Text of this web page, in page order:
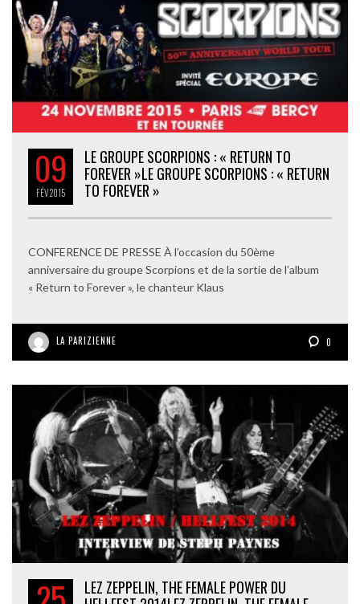
09
FÉV2015
LE GROUPE SCORPIONS : « RETURN TO
FOREVER »LE GROUPE SCORPIONS : « RETURN
TO FOREVER »
CONFERENCE DE PRESSE À l’occasion du 50ème
anniversaire du groupe Scorpions et de la sortie de l’album
« Return to Forever », le chanteur Klaus
LA PARIZIENNE 0
LEZ ZEPPELIN, THE FEMALE POWER DU